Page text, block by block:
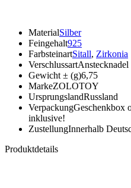
MaterialSilber
Feingehalt925
FarbsteinartSitall, Zirkonia
VerschlussartAnstecknadel
Gewicht ± (g)6,75
MarkeZOLOTOY
UrsprungslandRussland
VerpackungGeschenkbox
inklusive!
ZustellungInnerhalb
Produktdetails